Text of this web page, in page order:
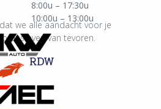
8:00u – 17:30u
10:00u – 13:00u
we alle aandacht voor je
ons even van tevoren.